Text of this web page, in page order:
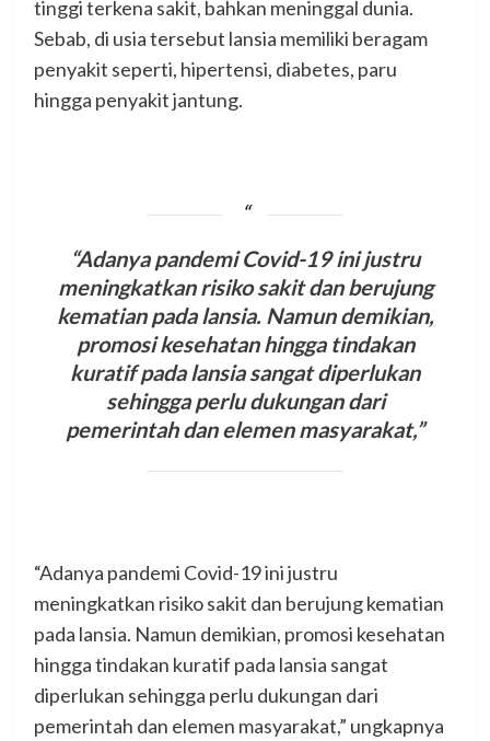
tinggi terkena sakit, bahkan meninggal dunia.
Sebab, di usia tersebut lansia memiliki beragam
penyakit seperti, hipertensi, diabetes, paru
hingga penyakit jantung.
“Adanya pandemi Covid-19 ini justru
meningkatkan risiko sakit dan berujung
kematian pada lansia. Namun demikian,
promosi kesehatan hingga tindakan
kuratif pada lansia sangat diperlukan
sehingga perlu dukungan dari
pemerintah dan elemen masyarakat,”
“Adanya pandemi Covid-19 ini justru
meningkatkan risiko sakit dan berujung kematian
pada lansia. Namun demikian, promosi kesehatan
hingga tindakan kuratif pada lansia sangat
diperlukan sehingga perlu dukungan dari
pemerintah dan elemen masyarakat,” ungkapnya